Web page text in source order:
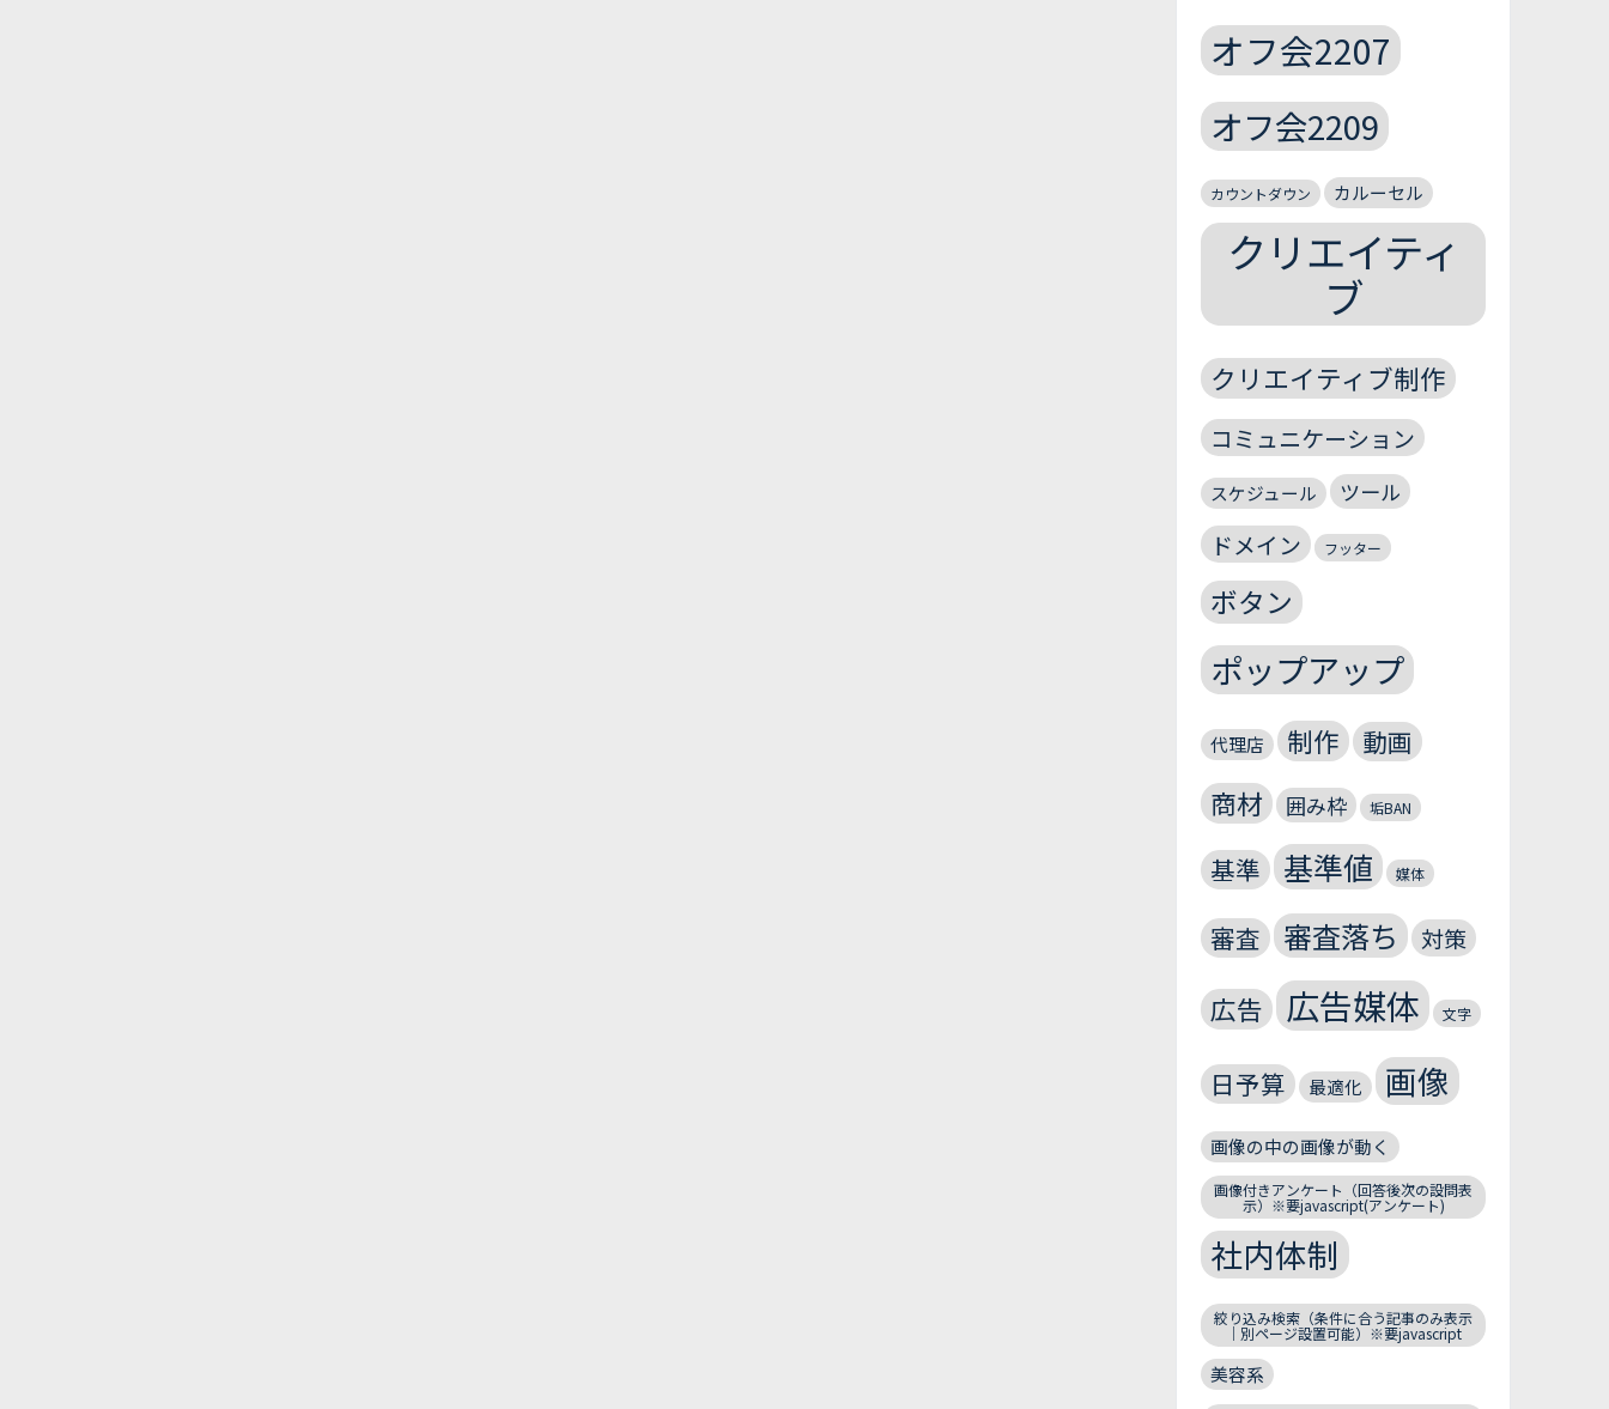
オフ会2207
オフ会2209
カウントダウン カルーセル
クリエイティ
ブ
クリエイティブ制作
コミュニケーション
スケジュール ツール
ドメイン フッター
ボタン
ポップアップ
代理店 制作 動画
商材 囲み枠 垢BAN
基準 基準値 媒体
審査 審査落ち 対策
広告 広告媒体 文字
日予算 最適化 画像
画像の中の画像が動く
画像付きアンケート（回答後次の設問表
示）※要javascript(アンケート)
社内体制
絞り込み検索（条件に合う記事のみ表示
｜別ページ設置可能）※要javascript
美容系